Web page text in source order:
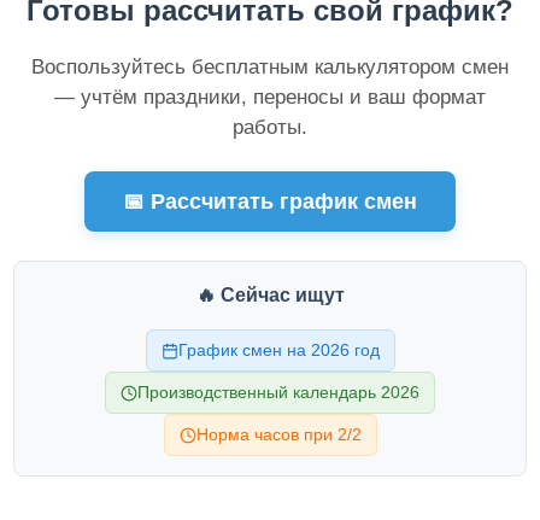
Готовы рассчитать свой график?
Воспользуйтесь бесплатным калькулятором смен
— учтём праздники, переносы и ваш формат
работы.
📅 Рассчитать график смен
🔥 Сейчас ищут
График смен на 2026 год
Производственный календарь 2026
Норма часов при 2/2